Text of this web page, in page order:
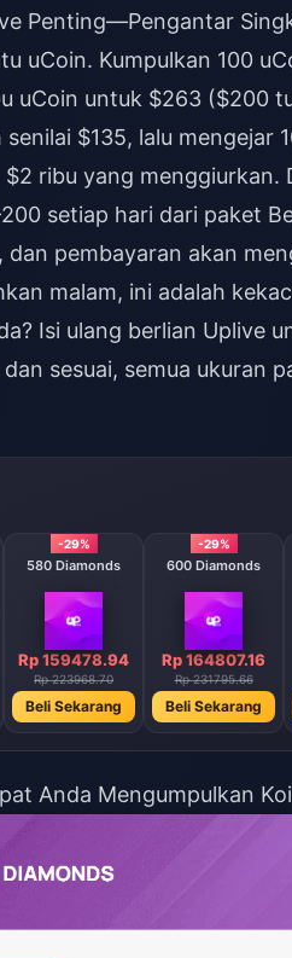
Penting—Pengantar
uCoin. Kumpulkan 100
uCoin untuk $263 ($200
$135, lalu mengejar
ribu yang menggiurkan.
setiap hari dari paket
dan pembayaran akan
malam, ini adalah
Isi ulang berlian Uplive
sesuai, semua ukuran
-29%
580 Diamonds
Rp 159478.94
Rp 223968.70
Beli Sekarang
-29%
600 Diamonds
Rp 164807.16
Rp 231795.66
Beli Sekarang
Anda Mengumpulkan